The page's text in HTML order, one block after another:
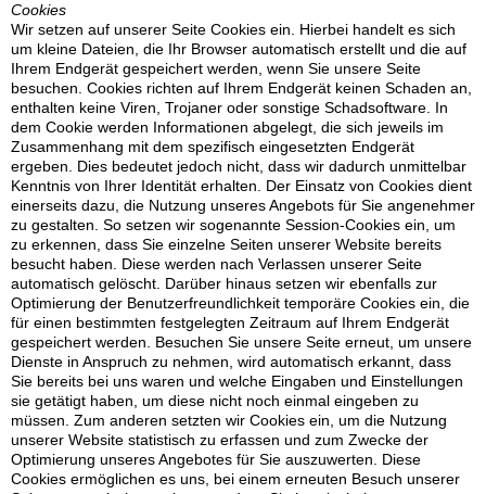
Cookies
Wir setzen auf unserer Seite Cookies ein. Hierbei handelt es sich
um kleine Dateien, die Ihr Browser automatisch erstellt und die auf
Ihrem Endgerät gespeichert werden, wenn Sie unsere Seite
besuchen. Cookies richten auf Ihrem Endgerät keinen Schaden an,
enthalten keine Viren, Trojaner oder sonstige Schadsoftware. In
dem Cookie werden Informationen abgelegt, die sich jeweils im
Zusammenhang mit dem spezifisch eingesetzten Endgerät
ergeben. Dies bedeutet jedoch nicht, dass wir dadurch unmittelbar
Kenntnis von Ihrer Identität erhalten. Der Einsatz von Cookies dient
einerseits dazu, die Nutzung unseres Angebots für Sie angenehmer
zu gestalten. So setzen wir sogenannte Session-Cookies ein, um
zu erkennen, dass Sie einzelne Seiten unserer Website bereits
besucht haben. Diese werden nach Verlassen unserer Seite
automatisch gelöscht. Darüber hinaus setzen wir ebenfalls zur
Optimierung der Benutzerfreundlichkeit temporäre Cookies ein, die
für einen bestimmten festgelegten Zeitraum auf Ihrem Endgerät
gespeichert werden. Besuchen Sie unsere Seite erneut, um unsere
Dienste in Anspruch zu nehmen, wird automatisch erkannt, dass
Sie bereits bei uns waren und welche Eingaben und Einstellungen
sie getätigt haben, um diese nicht noch einmal eingeben zu
müssen. Zum anderen setzten wir Cookies ein, um die Nutzung
unserer Website statistisch zu erfassen und zum Zwecke der
Optimierung unseres Angebotes für Sie auszuwerten. Diese
Cookies ermöglichen es uns, bei einem erneuten Besuch unserer